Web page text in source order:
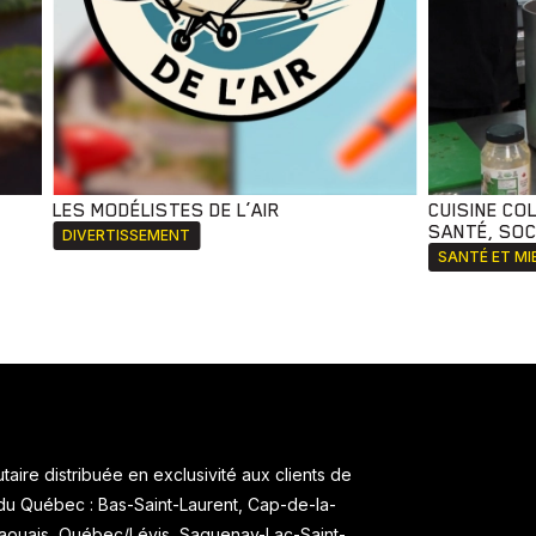
LES MODÉLISTES DE L’AIR
DIVERTISSEMENT
CUISINE
SANTÉ,
SANTÉ ET
distribuée en exclusivité aux clients de
Québec : Bas-Saint-Laurent, Cap-de-la-